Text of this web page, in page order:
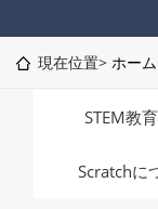
現在位置> ホーム
STEM教
Scratchに